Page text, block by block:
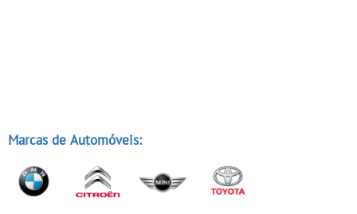
Marcas de Automóveis: